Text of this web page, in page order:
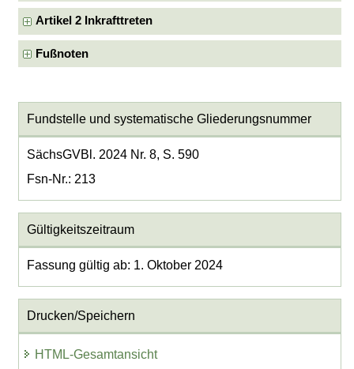
Artikel 2 Inkrafttreten
Fußnoten
Fundstelle und systematische Gliederungsnummer
SächsGVBl. 2024 Nr. 8, S. 590
Fsn-Nr.: 213
Gültigkeitszeitraum
Fassung gültig ab: 1. Oktober 2024
Drucken/Speichern
HTML-Gesamtansicht